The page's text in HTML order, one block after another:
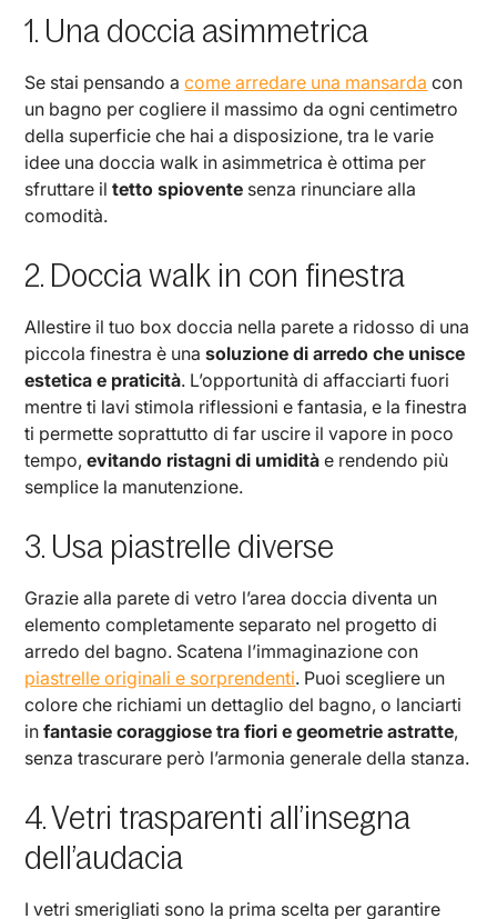
1. Una doccia asimmetrica
Se stai pensando acome arredare una mansarda con
un bagno per cogliere il massimo da ogni centimetro
della superficie che hai a disposizione, tra le varie
idee una doccia walk in asimmetrica è ottima per
sfruttare iltetto spiovente senza rinunciare alla
comodità.
2. Doccia walk in con finestra
Allestire il tuo box doccia nella parete a ridosso di una
piccola finestra è unasoluzione di arredo che unisce
estetica e praticità. L’opportunità di affacciarti fuori
mentre ti lavi stimola riflessioni e fantasia, e la finestra
ti permette soprattutto di far uscire il vapore in poco
tempo,evitando ristagni di umidità e rendendo più
semplice la manutenzione.
3. Usa piastrelle diverse
Grazie alla parete di vetro l’area doccia diventa un
elemento completamente separato nel progetto di
arredo del bagno. Scatena l’immaginazione con
piastrelle originali e sorprendenti. Puoi scegliere un
colore che richiami un dettaglio del bagno, o lanciarti
infantasie coraggiose tra fiori e geometrie astratte,
senza trascurare però l’armonia generale della stanza.
4. Vetri trasparenti all’insegna
dell’audacia
I vetri smerigliati sono la prima scelta per garantire